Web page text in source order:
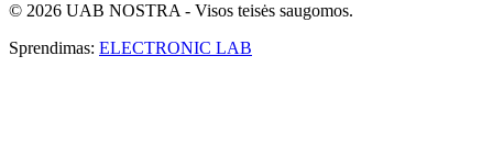
© 2026 UAB NOSTRA - Visos teisės saugomos.
Sprendimas: ELECTRONIC LAB